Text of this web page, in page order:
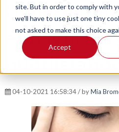
site. But in order to comply with
we'll have to use just one tiny
not asked to make this choice
Accept
et navn,
04-10-2021 16:58:34 / byMia